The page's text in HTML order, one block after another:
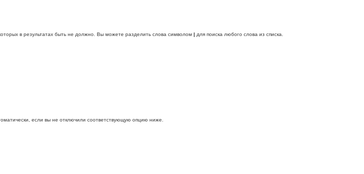
в результатах быть не должно. Вы можете разделить слова символом | для поиска любого слова из списка.
если вы не отключили соответствующую опцию ниже.